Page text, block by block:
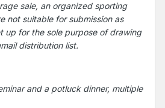
sale, an organized sporting
not suitable for submission as
up for the sole purpose of drawing
distribution list.
and a potluck dinner, multiple